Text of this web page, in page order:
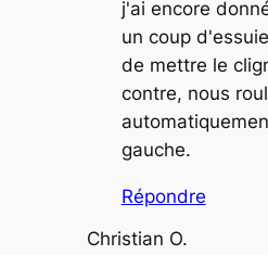
j'ai encore
un coup
de mettre le
contre, nous
gauche.
Répondre
Christian O.